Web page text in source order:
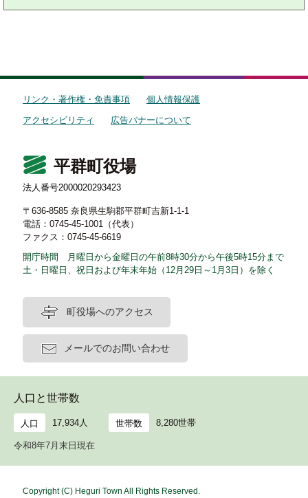
リンク・著作権・免責事項
個人情報保護
アクセシビリティ
広告バナーについて
平群町役場
法人番号2000020293423
〒636-8585 奈良県生駒郡平群町吉新1-1-1
電話：0745-45-1001（代表）
ファクス：0745-45-6619
開庁時間 月曜日から金曜日の午前8時30分から午後5時15分まで
土・日曜日、祝日および年末年始（12月29日～1月3日）を除く
町役場へのアクセス
メールでのお問い合わせ
人口と世帯数
人口 17,934人 世帯数 8,280世帯
令和8年7月末日現在
Copyright (C) Heguri Town All Rights Reserved.